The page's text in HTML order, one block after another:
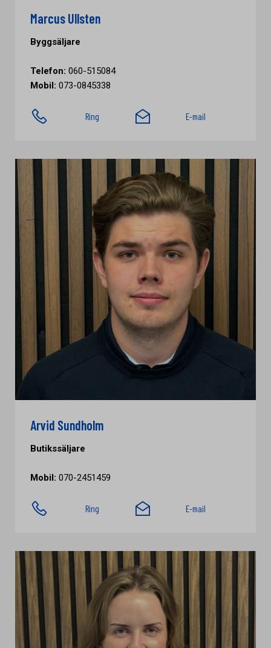
Marcus Ullsten
Byggsäljare
Telefon: 060-515084
Mobil: 073-0845338
Ring E-mail
Arvid Sundholm
Butikssäljare
Mobil: 070-2451459
Ring E-mail